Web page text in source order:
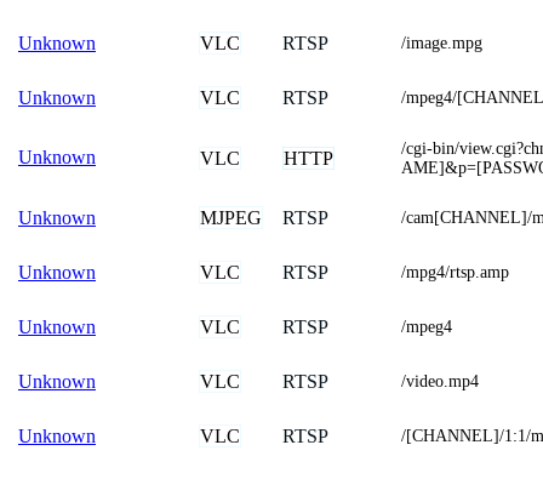
Unknown VLC RTSP /image.mpg
Unknown VLC RTSP /mpeg4/
Unknown VLC HTTP
/cgi-bin/
Unknown MJPEG RTSP /cam[CHANNEL]/
Unknown VLC RTSP /mpg4/rtsp.amp
Unknown VLC RTSP /mpeg4
Unknown VLC RTSP /video.mp4
Unknown VLC RTSP /[CHANNEL]/1:1/